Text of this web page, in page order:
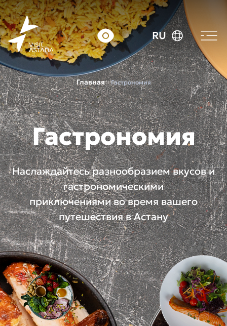
RU
Главная Гастрономия
Гастрономия
Наслаждайтесь разнообразием вкусов и
гастрономическими
приключениями во время вашего
путешествия в Астану